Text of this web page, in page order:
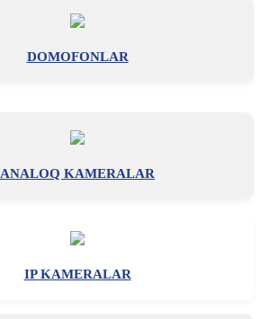
DOMOFONLAR
ANALOQ KAMERALAR
IP KAMERALAR